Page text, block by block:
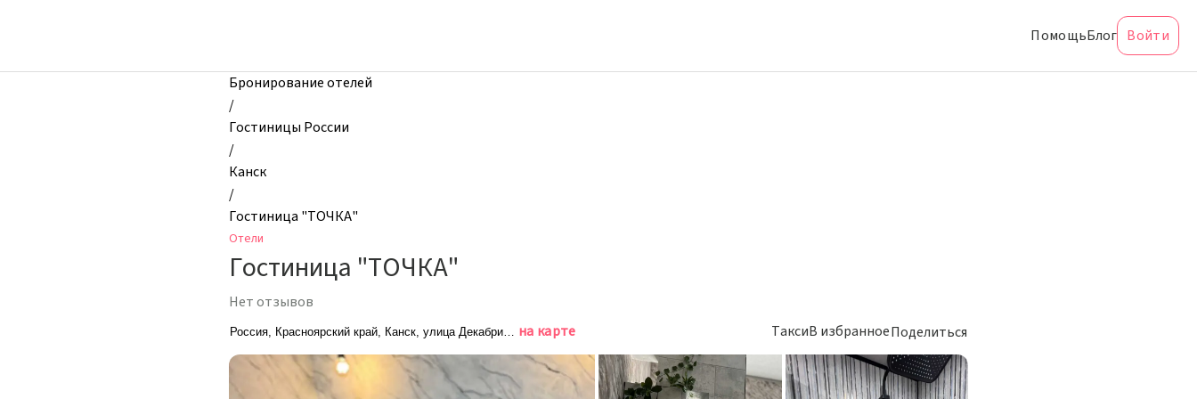
Гостиница
ПомощьБлог Войти
Бронирование отелей
/
Гостиницы России
/
Канск
/
Гостиница "ТОЧКА"
Отели
Гостиница "ТОЧКА"
Нет отзывов
Россия, Красноярский край, Канск, улица Декабристов, 26с4
на карте ТаксиВ избранноеПоделиться